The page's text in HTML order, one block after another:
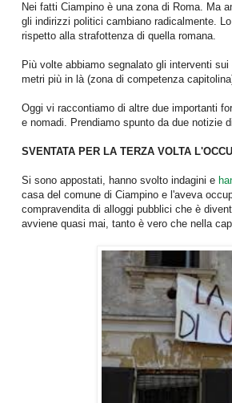
Nei fatti Ciampino è una zona di Roma. Ma
gli indirizzi politici cambiano radicalmente.
rispetto alla strafottenza di quella romana.
Più volte abbiamo segnalato gli interventi
metri più in là (zona di competenza
Oggi vi raccontiamo di altre due importanti
e nomadi. Prendiamo spunto da due notizie
SVENTATA PER LA TERZA VOLTA
Si sono appostati, hanno svolto indagini e
casa del comune di Ciampino e l'aveva
compravendita di alloggi pubblici che è
avviene quasi mai, tanto è vero che nella